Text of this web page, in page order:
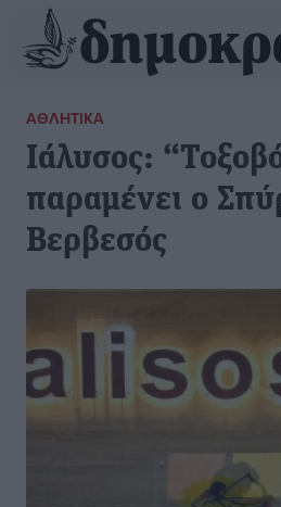
ΑΘΛΗΤΙΚΆ
Ιάλυσος:
παραμένει ο
Βερβεσός